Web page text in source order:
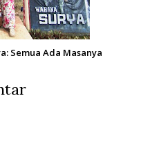
Semua Ada Masanya